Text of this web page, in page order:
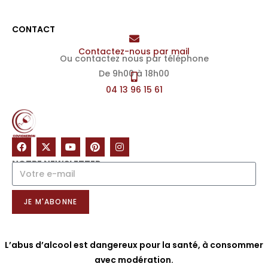
NOTRE NEWSLETTER
JE M'ABONNE
CONTACT
Contactez-nous par mail
Ou contactez nous par téléphone
De 9h00 à 18h00
04 13 96 15 61
L’abus d’alcool est dangereux pour la santé, à consommer
avec modération.